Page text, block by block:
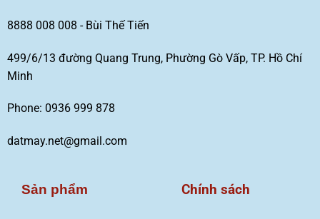
8888 008 008 - Bùi Thế Tiến
499/6/13 đường Quang Trung, Phường Gò Vấp, TP. Hồ Chí
Minh
Phone: 0936 999 878
datmay.net@gmail.com
Sản phẩm Chính sách